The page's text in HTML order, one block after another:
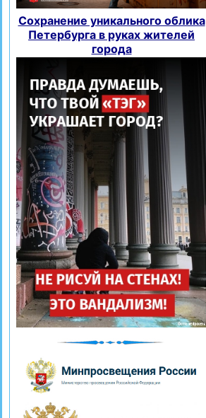
Сохранение уникального облика
Петербурга в руках жителей
города